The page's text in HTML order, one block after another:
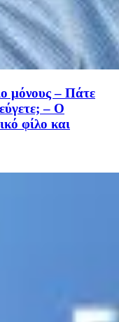
μόνους – Πάτε
– Ο
φίλο και